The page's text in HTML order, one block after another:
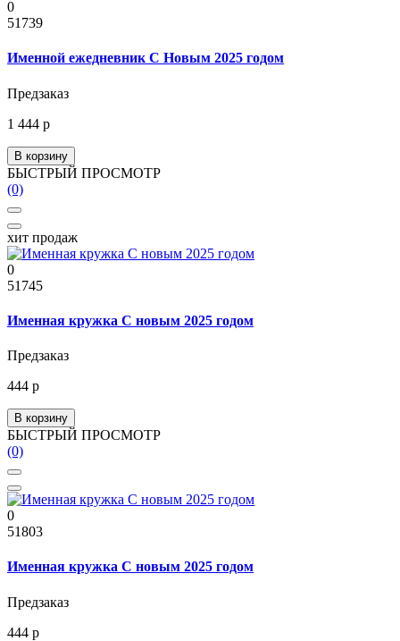
0
51739
Именной ежедневник С Новым 2025 годом
Предзаказ
1 444 р
В корзину
БЫСТРЫЙ ПРОСМОТР
(0)
хит продаж
0
51745
Именная кружка С новым 2025 годом
Предзаказ
444 р
В корзину
БЫСТРЫЙ ПРОСМОТР
(0)
0
51803
Именная кружка С новым 2025 годом
Предзаказ
444 р